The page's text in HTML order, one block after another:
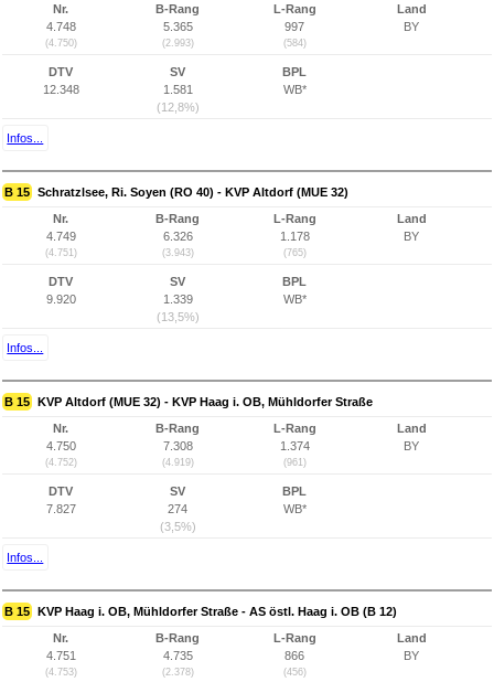
Nr.
4.748
(4.750)
B-Rang
5.365
(2.993)
L-Rang
997
(584)
Land
BY
DTV
12.348
SV
1.581
(12,8%)
BPL
WB*
Infos...
B 15 Schratzlsee, Ri. Soyen (RO 40) - KVP Altdorf (MUE 32)
Nr.
4.749
(4.751)
B-Rang
6.326
(3.943)
L-Rang
1.178
(765)
Land
BY
DTV
9.920
SV
1.339
(13,5%)
BPL
WB*
Infos...
B 15 KVP Altdorf (MUE 32) - KVP Haag i. OB, Mühldorfer Straße
Nr.
4.750
(4.752)
B-Rang
7.308
(4.919)
L-Rang
1.374
(961)
Land
BY
DTV
7.827
SV
274
(3,5%)
BPL
WB*
Infos...
B 15 KVP Haag i. OB, Mühldorfer Straße - AS östl. Haag i. OB (B 12)
Nr.
4.751
(4.753)
B-Rang
4.735
(2.378)
L-Rang
866
(456)
Land
BY